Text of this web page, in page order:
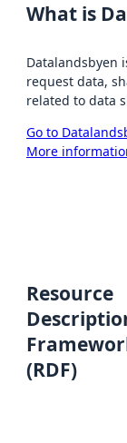
What is
Datalandsbyen
request data,
related to data
Go to
More
Resource
(RDF)